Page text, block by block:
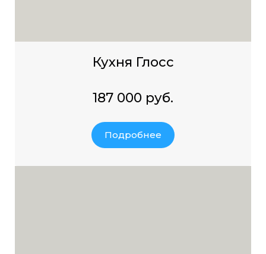
Кухня Глосс
187 000 руб.
Подробнее